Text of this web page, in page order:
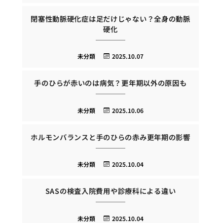
閉塞性動脈硬化症は足だけじゃない？全身の動脈
硬化
2025.10.07
未分類
手のひらが赤いのは病気？更年期以外の原因も
2025.10.06
未分類
ホルモンバランスと手のひらの赤み更年期の影響
2025.10.04
未分類
SASの検査入院費用や診療科による違い
2025.10.04
未分類